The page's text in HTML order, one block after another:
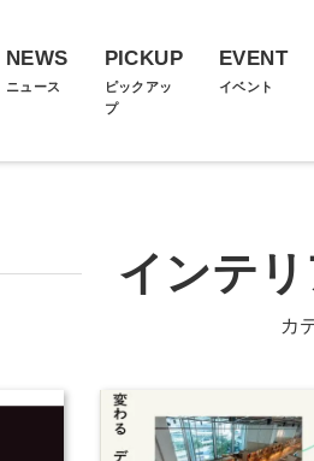
NEWS
ニュース
PICKUP
ピックアッ
プ
EVENT
イベント
インテ
カ